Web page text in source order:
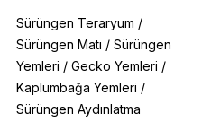
Sürüngen Teraryum /
Sürüngen Matı / Sürüngen
Yemleri / Gecko Yemleri /
Kaplumbağa Yemleri /
Sürüngen Aydınlatma